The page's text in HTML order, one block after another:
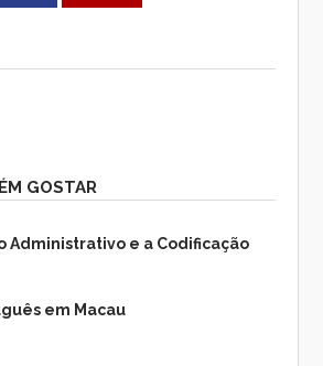
GOSTAR
Administrativo e a Codificação
em Macau